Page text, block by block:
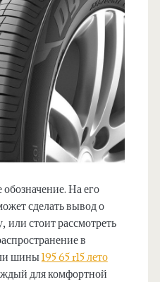
На его
сделать вывод о
стоит рассмотреть
в
шины195 65 r15 лето
для комфортной